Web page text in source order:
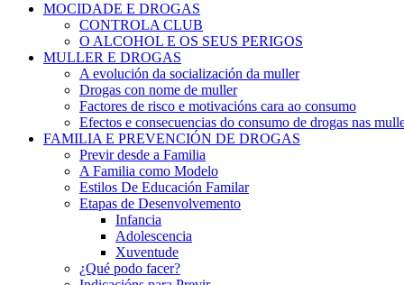
MOCIDADE E DROGAS
CONTROLA CLUB
O ALCOHOL E OS SEUS PERIGOS
MULLER E DROGAS
A evolución da socialización da muller
Drogas con nome de muller
Factores de risco e motivacións cara ao consumo
Efectos e consecuencias do consumo de drogas nas
FAMILIA E PREVENCIÓN DE DROGAS
Previr desde a Familia
A Familia como Modelo
Estilos De Educación Familar
Etapas de Desenvolvemento
Infancia
Adolescencia
Xuventude
¿Qué podo facer?